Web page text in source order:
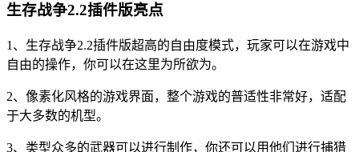
生存战争2.2插件版亮点
1、生存战争2.2插件版超高的自由度模式，玩家可以在游戏中
自由的操作，你可以在这里为所欲为。
2、像素化风格的游戏界面，整个游戏的普适性非常好，适配
于大多数的机型。
3、类型众多的武器可以进行制作，你还可以用他们进行捕猎